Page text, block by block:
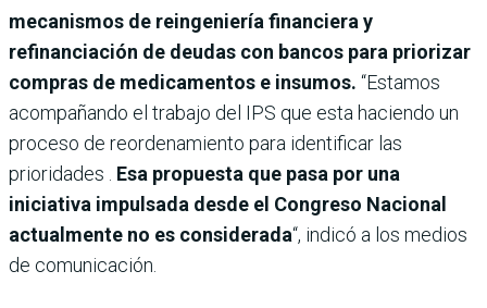
mecanismos de reingeniería financiera y
refinanciación de deudas con bancos para priorizar
compras de medicamentos e insumos. “Estamos
acompañando el trabajo del IPS que esta haciendo un
proceso de reordenamiento para identificar las
prioridades . Esa propuesta que pasa por una
iniciativa impulsada desde el Congreso Nacional
actualmente no es considerada“, indicó a los medios
de comunicación.